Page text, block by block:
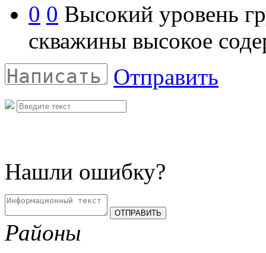
0 0 Высокий уровень
скважины высокое
Отправить
Нашли ошибку?
Районы